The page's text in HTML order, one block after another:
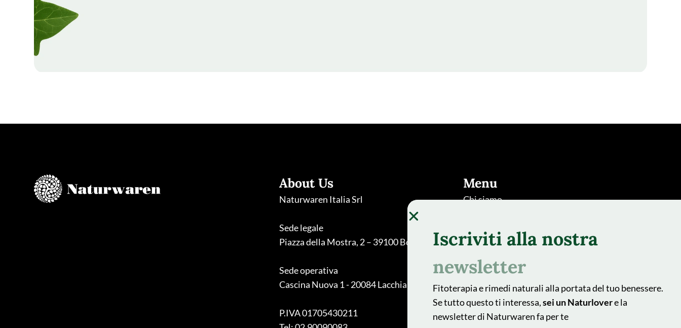
About Us
Naturwaren Italia Srl
Sede legale
Piazza della Mostra, 2 – 39100 Bolzano
Sede operativa
Cascina Nuova 1 - 20084 Lacchiarella (MI)
P.IVA 01705430211
Menu
Chi siamo
Piante
Natur Blog
Shop
Area farmacisti
Recedere dal contratto qui
Iscriviti alla nostra
newsletter
Fitoterapia e rimedi naturali alla portata del tuo benessere.
Se tutto questo ti interessa,sei un Naturlovere la
newsletter di Naturwaren fa per te